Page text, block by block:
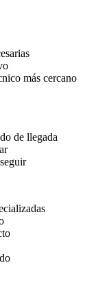
más cercano
de llegada